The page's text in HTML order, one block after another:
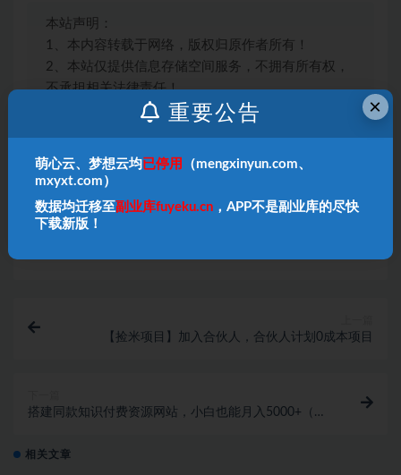
本站声明：
1、本内容转载于网络，版权归原作者所有！
2、本站仅提供信息存储空间服务，不拥有所有权，
不承担相关法律责任！
3、本内容若侵犯到你的版权利益，请联系我们，会
费环节
，请自行判断 ，本站不负责项目的真伪！
【捡米项目】加入合伙人，合伙人计划0成本项目
搭建同款知识付费资源网站，小白也能月入5000+（限
相关文章
×
重要公告
萌心云、梦想云均 已停用
（mengxinyun.com、
mxyxt.com）
数据均迁移至副业库fuyeku.cn ，APP不是副业库的尽快
下载新版！